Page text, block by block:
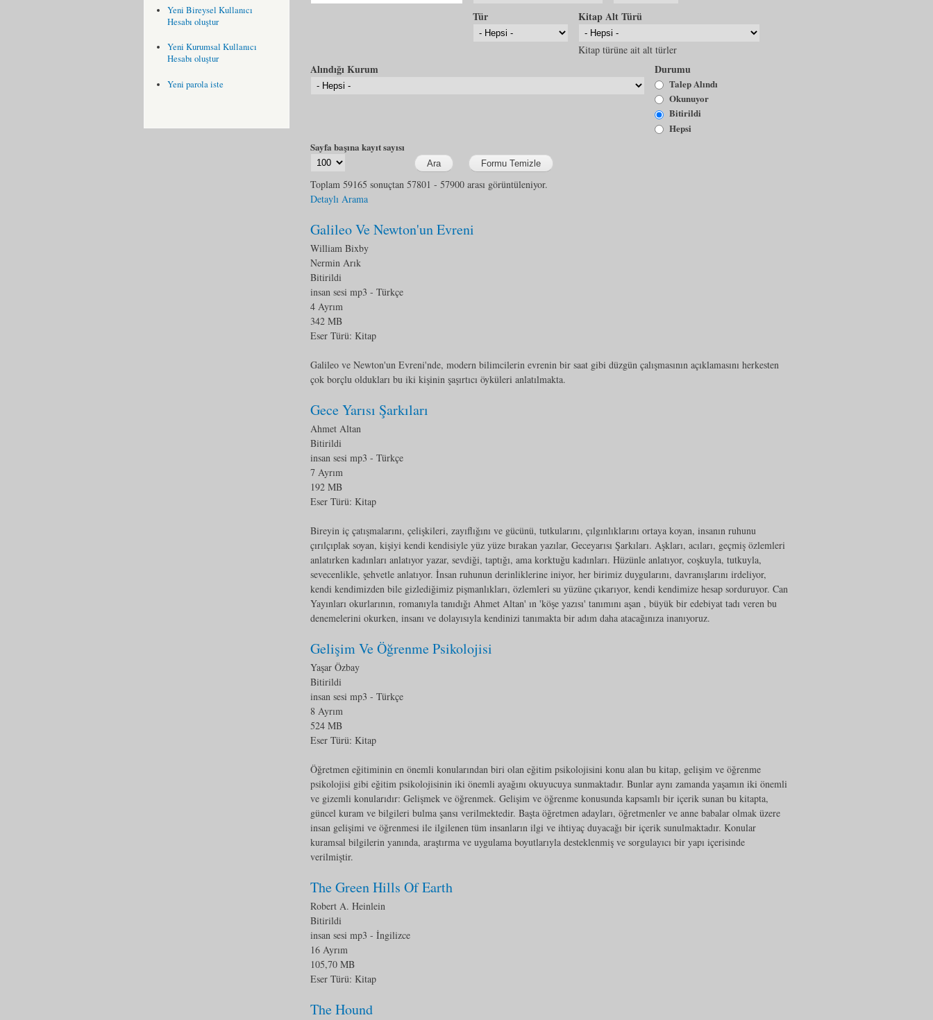
Yeni Bireysel Kullanıcı
Hesabı oluştur
Yeni Kurumsal Kullanıcı
Hesabı oluştur
Yeni parola iste
Tür Kitap Alt Türü
Kitap türüne ait alt türler
Alındığı Kurum Durumu
Talep Alındı
Okunuyor
Bitirildi
Hepsi
Sayfa başına kayıt sayısı
Toplam 59165 sonuçtan 57801 - 57900 arası görüntüleniyor.
Detaylı Arama
Galileo Ve Newton'un Evreni
William Bixby
Nermin Arık
Bitirildi
insan sesi mp3 - Türkçe
4 Ayrım
342 MB
Eser Türü: Kitap
Galileo ve Newton'un Evreni'nde, modern bilimcilerin evrenin bir saat gibi düzgün çalışmasının açıklamasını herkesten
çok borçlu oldukları bu iki kişinin şaşırtıcı öyküleri anlatılmakta.
Gece Yarısı Şarkıları
Ahmet Altan
Bitirildi
insan sesi mp3 - Türkçe
7 Ayrım
192 MB
Eser Türü: Kitap
Bireyin iç çatışmalarını, çelişkileri, zayıflığını ve gücünü, tutkularını, çılgınlıklarını ortaya koyan, insanın ruhunu
çırılçıplak soyan, kişiyi kendi kendisiyle yüz yüze bırakan yazılar, Geceyarısı Şarkıları. Aşkları, acıları, geçmiş özlemleri
anlatırken kadınları anlatıyor yazar, sevdiği, taptığı, ama korktuğu kadınları. Hüzünle anlatıyor, coşkuyla, tutkuyla,
sevecenlikle, şehvetle anlatıyor. İnsan ruhunun derinliklerine iniyor, her birimiz duygularını, davranışlarını irdeliyor,
kendi kendimizden bile gizlediğimiz pişmanlıkları, özlemleri su yüzüne çıkarıyor, kendi kendimize hesap sorduruyor. Can
Yayınları okurlarının, romanıyla tanıdığı Ahmet Altan' ın 'köşe yazısı' tanımını aşan , büyük bir edebiyat tadı veren bu
denemelerini okurken, insanı ve dolayısıyla kendinizi tanımakta bir adım daha atacağınıza inanıyoruz.
Gelişim Ve Öğrenme Psikolojisi
Yaşar Özbay
Bitirildi
insan sesi mp3 - Türkçe
8 Ayrım
524 MB
Eser Türü: Kitap
Öğretmen eğitiminin en önemli konularından biri olan eğitim psikolojisini konu alan bu kitap, gelişim ve öğrenme
psikolojisi gibi eğitim psikolojisinin iki önemli ayağını okuyucuya sunmaktadır. Bunlar aynı zamanda yaşamın iki önemli
ve gizemli konularıdır: Gelişmek ve öğrenmek. Gelişim ve öğrenme konusunda kapsamlı bir içerik sunan bu kitapta,
güncel kuram ve bilgileri bulma şansı verilmektedir. Başta öğretmen adayları, öğretmenler ve anne babalar olmak üzere
insan gelişimi ve öğrenmesi ile ilgilenen tüm insanların ilgi ve ihtiyaç duyacağı bir içerik sunulmaktadır. Konular
kuramsal bilgilerin yanında, araştırma ve uygulama boyutlarıyla desteklenmiş ve sorgulayıcı bir yapı içerisinde
verilmiştir.
The Green Hills Of Earth
Robert A. Heinlein
Bitirildi
insan sesi mp3 - İngilizce
16 Ayrım
105,70 MB
Eser Türü: Kitap
The Hound